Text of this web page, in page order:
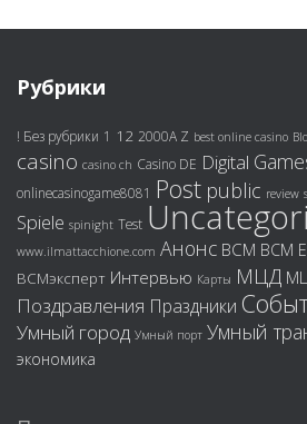
записям
Рубрики
! Без рубрики 1 12 2000A Z best online casino
casino casino ch Casino DE Digital
onlinecasinogame8081 Post public review
Spiele spinight Test
www.ilmattacchione.com Анонс ВСМ ВСМ
ВСМэксперт Интервью Карты МЦД
Поздравления Праздники
Умный город Умный порт Умный
экономика